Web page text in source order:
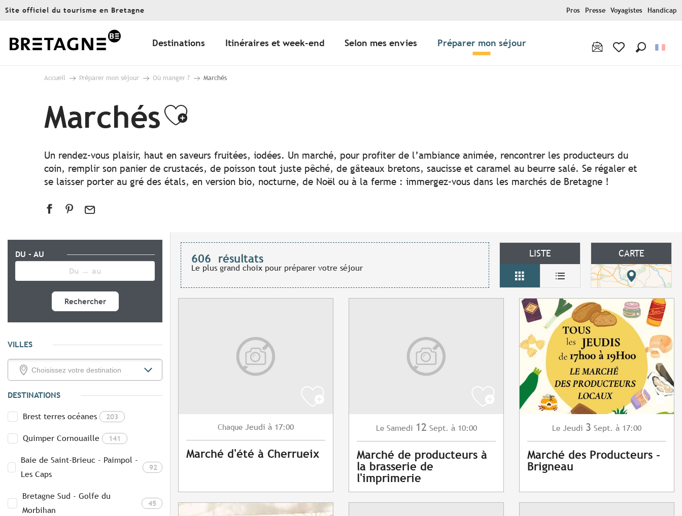
Aller
principal
Site officiel du tourisme en Bretagne Pros Presse Voyagistes Handicap
Destinations Itinéraires et week-end Selon mes envies Préparer mon séjour
Accueil Préparer mon séjour Où manger ? Marchés
MarchésAjouter aux favoris
Un rendez-vous plaisir, haut en saveurs fruitées, iodées. Un marché, pour profiter de l’ambiance animée, rencontrer les producteurs du
coin, remplir son panier de crustacés, de poisson tout juste pêché, de gâteaux bretons, saucisse et caramel au beurre salé. Se régaler et
se laisser porter au gré des étals, en version bio, nocturne, de Noël ou à la ferme : immergez-vous dans les marchés de Bretagne !
DU - AU
Rechercher
VILLES
DESTINATIONS
Brest terres océanes 203
Quimper Cornouaille 141
Baie de Saint-Brieuc - Paimpol -
Les Caps
92
Bretagne Sud - Golfe du
Morbihan
45
606 résultats
Le plus grand choix pour préparer votre séjour
LISTE CARTE
Chaque Jeudi à 17:00
Marché d'été à Cherrueix
Le Samedi 12 Sept. à 10:00
Marché de producteurs à
la brasserie de
l'imprimerie
Le Jeudi 3 Sept. à 17:00
Marché des Producteurs -
Brigneau